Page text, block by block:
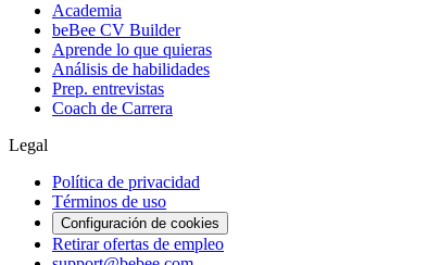
Academia
beBee CV Builder
Aprende lo que quieras
Análisis de habilidades
Prep. entrevistas
Coach de Carrera
Legal
Política de privacidad
Términos de uso
Configuración de cookies
Retirar ofertas de empleo